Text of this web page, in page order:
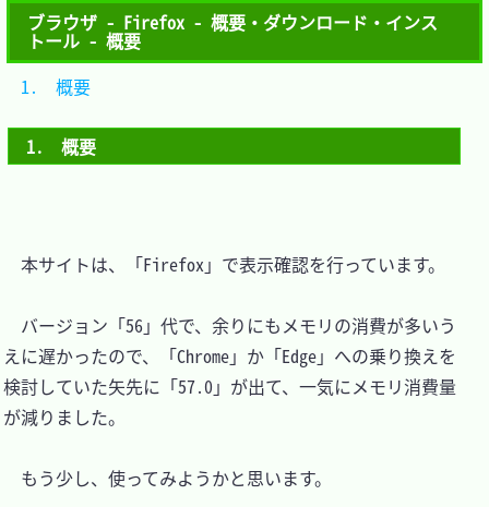
ブラウザ - Firefox - 概要・ダウンロード・インス
トール - 概要
1.　概要
本サイトは、「Firefox」で表示確認を行っています。
バージョン「56」代で、余りにもメモリの消費が多いう
えに遅かったので、「Chrome」か「Edge」への乗り換えを
検討していた矢先に「57.0」が出て、一気にメモリ消費量
が減りました。
もう少し、使ってみようかと思います。